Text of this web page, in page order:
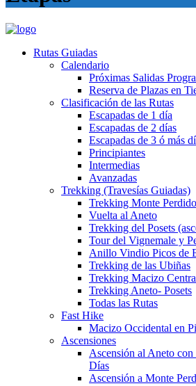
Rutas Guiadas
Calendario
Próximas Salidas
Reserva de Plazas en
Clasificación de las Rutas
Escapadas de 1 día
Escapadas de 2 días
Escapadas de 3 ó más
Principiantes
Intermedias
Avanzadas
Trekking (Travesías Guiadas)
Trekking Monte
Vuelta al Aneto
Trekking del Posets
Tour del Vignemale y
Anillo Vindio Picos de
Trekking de las Ubiñas
Trekking Macizo
Trekking Aneto- Posets
Todas las Rutas
Fast Hike
Macizo Occidental en
Ascensiones
Ascensión al Aneto
Días
Ascensión a Monte